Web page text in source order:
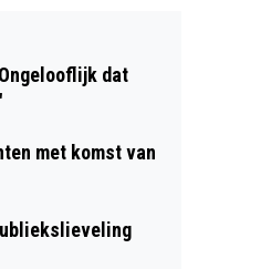
dat
met komst van